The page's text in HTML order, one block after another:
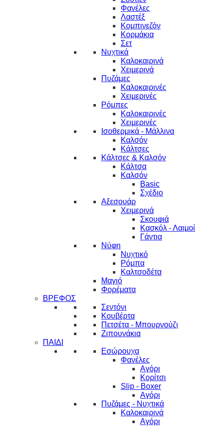
Φανέλες
Λαστέξ
Κομπινεζόν
Κορμάκια
Σετ
Νυχτικά
Καλοκαιρινά
Χειμερινά
Πυζάμες
Καλοκαιρινές
Χειμερινές
Ρόμπες
Καλοκαιρινές
Χειμερινές
Ισοθερμικά - Μάλλινα
Καλσόν
Κάλτσες
Κάλτσες & Καλσόν
Κάλτσα
Καλσόν
Basic
Σχέδιο
Αξεσουάρ
Χειμερινά
Σκουφιά
Κασκόλ - Λαιμοί
Γάντια
Νύφη
Νυχτικό
Ρόμπα
Καλτσοδέτα
Μαγιό
Φορέματα
ΒΡΕΦΟΣ
Σεντόνι
Κουβέρτα
Πετσέτα - Μπουρνούζι
Ζιπουνάκια
ΠΑΙΔΙ
Εσώρουχα
Φανέλες
Αγόρι
Κορίτσι
Slip - Boxer
Αγόρι
Πυζάμες - Νυχτικά
Καλοκαιρινά
Αγόρι